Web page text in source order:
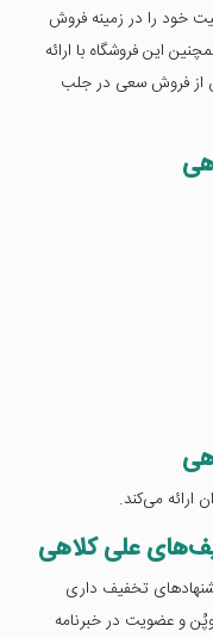
علی کلاهی از سال 1399 فعالیت خود را در زمینه فروش
این فروشگاه با ارائه
از فروش سعی در جلب
ارائه می‌کند.
علی کلاهی
تخفیف داری
و عضویت در خبرنامه